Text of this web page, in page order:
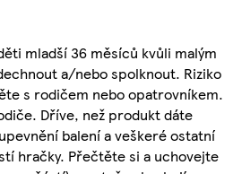
mladší 36 měsíců kvůli malým
a/nebo spolknout. Riziko
s rodičem nebo opatrovníkem.
Dříve, než produkt dáte
balení a veškeré ostatní
hračky. Přečtěte si a uchovejte